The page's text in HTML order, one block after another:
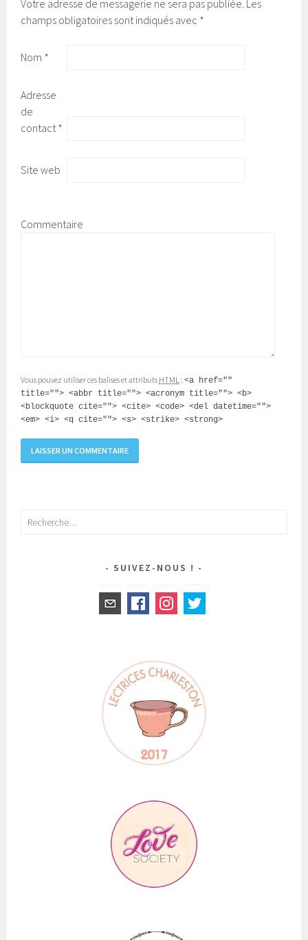
Votre adresse de messagerie ne sera pas publiée. Les
champs obligatoires sont indiqués avec *
Nom *
Adresse
de
contact *
Site web
Commentaire
Vous pouvez utiliser ces balises et attributs HTML :<a href=""
title=""> <abbr title=""> <acronym title=""> <b>
<blockquote cite=""> <cite> <code> <del datetime="">
<em> <i> <q cite=""> <s> <strike> <strong>
Rechercher :
SUIVEZ-NOUS !